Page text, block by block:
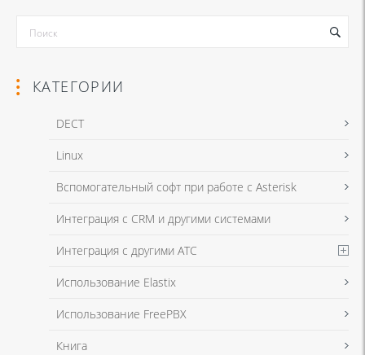
КАТЕГОРИИ
DECT
Linux
Вспомогательный софт при работе с Asterisk
Интеграция с CRM и другими системами
Интеграция с другими АТС
Использование Elastix
Использование FreePBX
Книга